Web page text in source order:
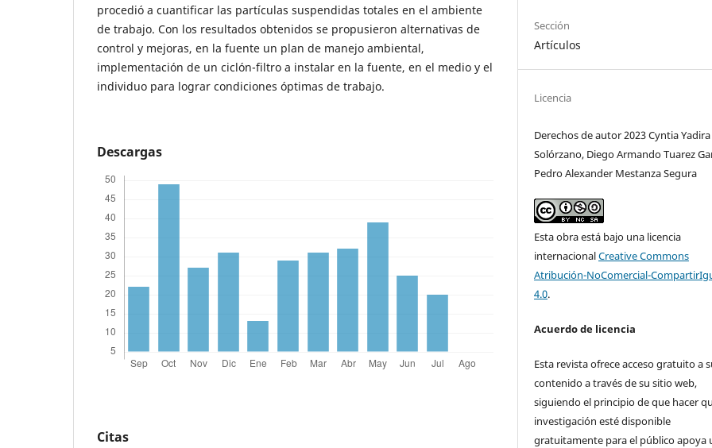
procedió a cuantificar las partículas suspendidas totales en el ambiente
de trabajo. Con los resultados obtenidos se propusieron alternativas de
control y mejoras, en la fuente un plan de manejo ambiental,
implementación de un ciclón-filtro a instalar en la fuente, en el medio y el
individuo para lograr condiciones óptimas de trabajo.
Descargas
Citas
Sección
Artículos
Licencia
Derechos de autor 2023 Cyntia
Solórzano, Diego Armando Tuarez
Pedro Alexander Mestanza Segura
Esta obra está bajo una licencia
internacionalCreative Commons
Atribución-NoComercial-
4.0.
Acuerdo de licencia
Esta revista ofrece acceso gratuito a
contenido a través de su sitio web,
siguiendo el principio de que hacer
investigación esté disponible
gratuitamente para el público apoya